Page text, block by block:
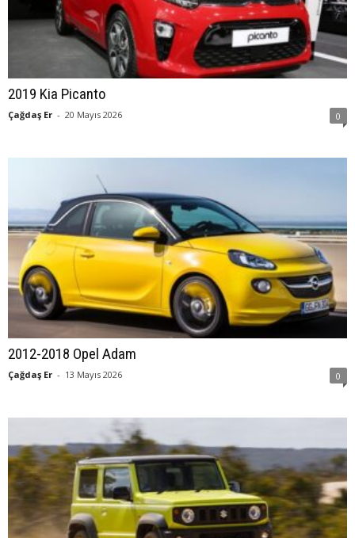
2019 Kia Picanto
Çağdaş Er - 20 Mayıs 2026 0
2012-2018 Opel Adam
Çağdaş Er - 13 Mayıs 2026 0